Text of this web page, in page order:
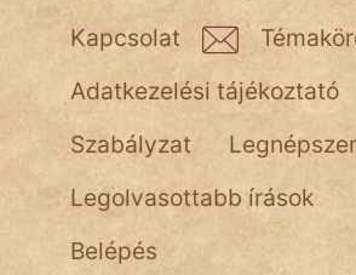
Kapcsolat
Adatkezelési tájékoztató
Szabályzat
Legolvasottabb írások
Belépés